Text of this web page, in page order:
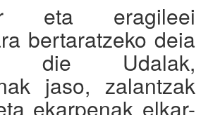
eta eragileei
bertaratzeko deia
die Udalak,
jaso, zalantzak
ekarpenak elkar-